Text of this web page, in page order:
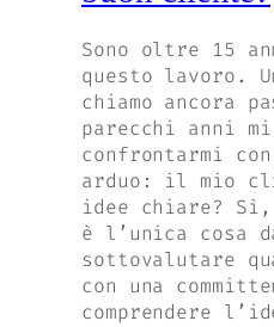
Sono oltre 15
questo lavoro.
chiamo ancora
parecchi anni
confrontarmi
arduo: il mio
idee chiare? Sì,
è l’unica cosa
sottovalutare
con una
comprendere